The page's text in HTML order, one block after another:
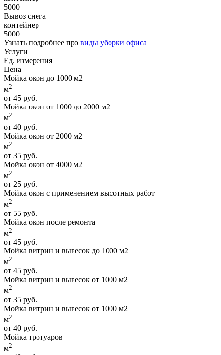
5000
Вывоз снега
контейнер
5000
Узнать подробнее про виды уборки офиса
Услуги
Ед. измерения
Цена
Мойка окон до 1000 м2
м2
от 45 руб.
Мойка окон от 1000 до 2000 м2
м2
от 40 руб.
Мойка окон от 2000 м2
м2
от 35 руб.
Мойка окон от 4000 м2
м2
от 25 руб.
Мойка окон с применением высотных работ
м2
от 55 руб.
Мойка окон после ремонта
м2
от 45 руб.
Мойка витрин и вывесок до 1000 м2
м2
от 45 руб.
Мойка витрин и вывесок от 1000 м2
м2
от 35 руб.
Мойка витрин и вывесок от 1000 м2
м2
от 40 руб.
Мойка тротуаров
м2